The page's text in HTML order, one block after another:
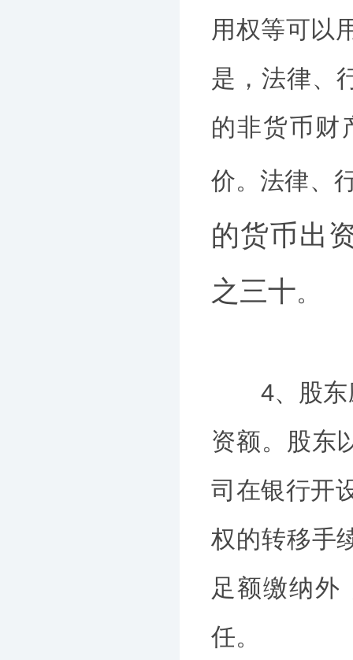
用权等可以
是，法律、
的非货币财
价。法律、
的货币出
之三十。
4、股东应
资额。股东
司在银行开
权的转移手
足额缴纳外
任。